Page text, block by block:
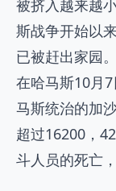
被挤入越来越
斯战争开始以
已被赶出家园
在哈马斯10月
马斯统治的加
超过16200，
斗人员的死亡